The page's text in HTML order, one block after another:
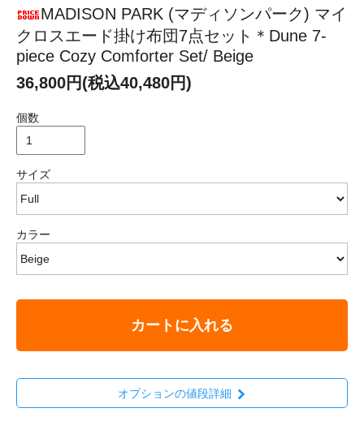
MADISON PARK (マディソンパーク) マイ
クロスエード掛け布団7点セット＊Dune 7-
piece Cozy Comforter Set/ Beige
36,800円(税込40,480円)
個数
サイズ
カラー
カートに入れる
オプションの値段詳細